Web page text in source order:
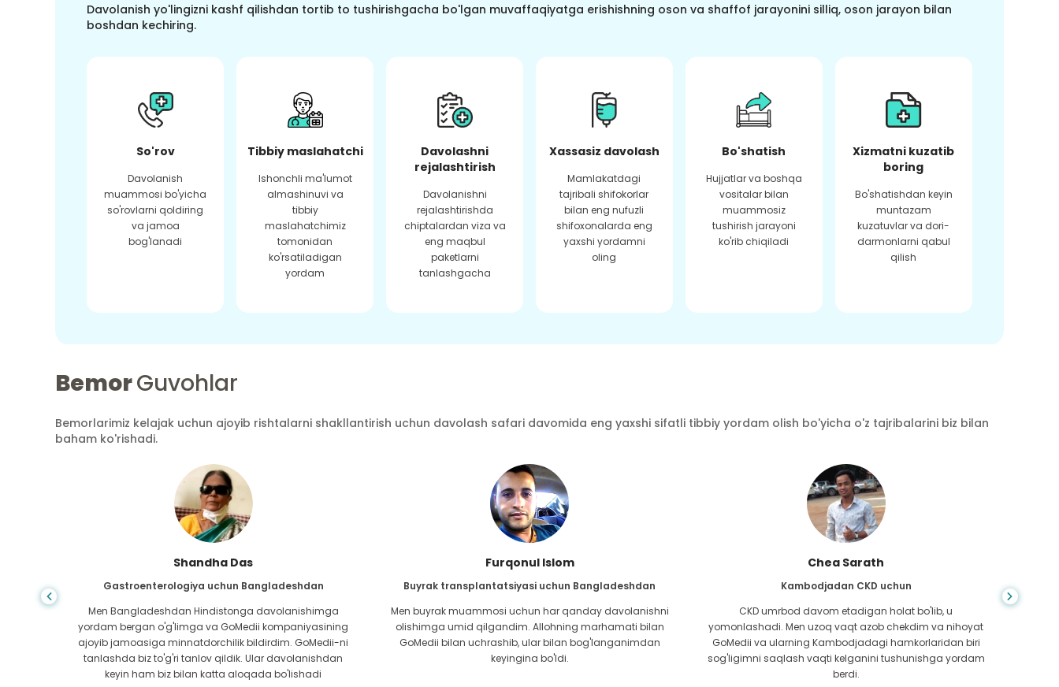
Davolanish yo'lingizni kashf qilishdan tortib to tushirishgacha bo'lgan muvaffaqiyatga erishishning oson va shaffof jarayonini silliq, oson jarayon bilan
boshdan kechiring.
So'rov
Davolanish
muammosi bo'yicha
so'rovlarni qoldiring
va jamoa
bog'lanadi
Tibbiy maslahatchi
Ishonchli ma'lumot
almashinuvi va
tibbiy
maslahatchimiz
tomonidan
ko'rsatiladigan
yordam
Davolashni
rejalashtirish
Davolanishni
rejalashtirishda
chiptalardan viza va
eng maqbul
paketlarni
tanlashgacha
Xassasiz davolash
Mamlakatdagi
tajribali shifokorlar
bilan eng nufuzli
shifoxonalarda eng
yaxshi yordamni
oling
Bo'shatish
Hujjatlar va boshqa
vositalar bilan
muammosiz
tushirish jarayoni
ko'rib chiqiladi
Xizmatni kuzatib
boring
Bo'shatishdan keyin
muntazam
kuzatuvlar va dori-
darmonlarni qabul
qilish
BemorGuvohlar
Bemorlarimiz kelajak uchun ajoyib rishtalarni shakllantirish uchun davolash safari davomida eng yaxshi sifatli tibbiy yordam olish bo'yicha o'z tajribalarini biz bilan
baham ko'rishadi.
Shandha Das
Gastroenterologiya uchun Bangladeshdan
Men Bangladeshdan Hindistonga davolanishimga
yordam bergan o'g'limga va GoMedii kompaniyasining
ajoyib jamoasiga minnatdorchilik bildirdim. GoMedii-ni
tanlashda biz to'g'ri tanlov qildik. Ular davolanishdan
keyin ham biz bilan katta aloqada bo'lishadi
Furqonul Islom
Buyrak transplantatsiyasi uchun Bangladeshdan
Men buyrak muammosi uchun har qanday davolanishni
olishimga umid qilgandim. Allohning marhamati bilan
GoMedii bilan uchrashib, ular bilan bog'langanimdan
keyingina bo'ldi.
Chea Sarath
Kambodjadan CKD uchun
CKD umrbod davom etadigan holat bo'lib, u
yomonlashadi. Men uzoq vaqt azob chekdim va nihoyat
GoMedii va ularning Kambodjadagi hamkorlaridan biri
sog'ligimni saqlash vaqti kelganini tushunishga yordam
berdi.